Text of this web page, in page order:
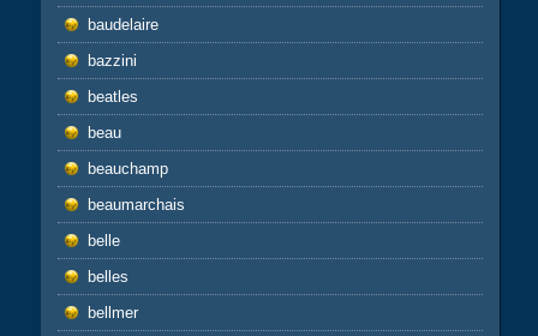
baudelaire
bazzini
beatles
beau
beauchamp
beaumarchais
belle
belles
bellmer